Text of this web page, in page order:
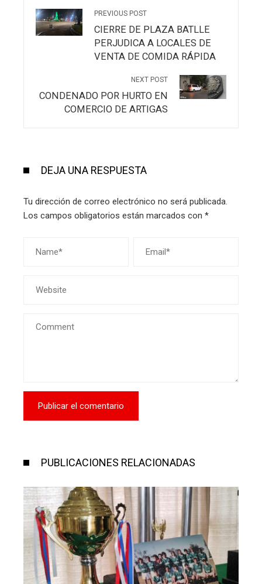
PREVIOUS POST
CIERRE DE PLAZA BATLLE
PERJUDICA A LOCALES DE
VENTA DE COMIDA RÁPIDA
NEXT POST
CONDENADO POR HURTO EN
COMERCIO DE ARTIGAS
DEJA UNA RESPUESTA
Tu dirección de correo electrónico no será publicada.
Los campos obligatorios están marcados con *
PUBLICACIONES RELACIONADAS